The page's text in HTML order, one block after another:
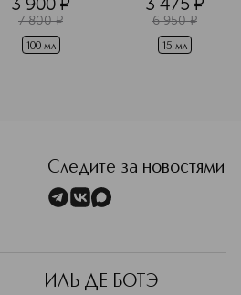
выравнивающий
7 800 ¤
100 мл
маслом Ниаули
6 950 ¤
15 мл
Следите за новостями
ИЛЬ ДЕ БОТЭ